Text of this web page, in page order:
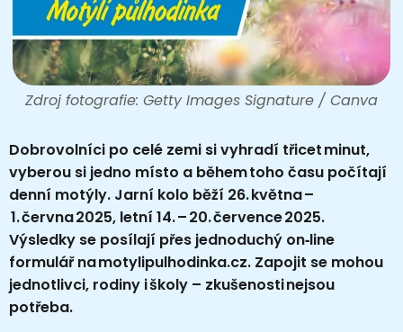
Zdroj fotografie: Getty Images Signature / Canva
Dobrovolníci po celé zemi si vyhradí třicet minut,
vyberou si jedno místo a během toho času počítají
denní motýly. Jarní kolo běží 26. května –
1. června 2025, letní 14. – 20. července 2025.
Výsledky se posílají přes jednoduchý on‑line
formulář na motylipulhodinka.cz. Zapojit se mohou
jednotlivci, rodiny i školy – zkušenosti nejsou
potřeba.